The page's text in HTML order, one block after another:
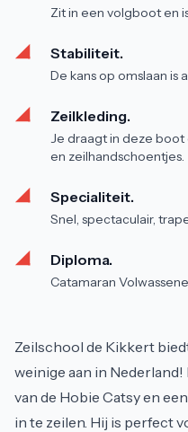
Zit in een volgboot en
Stabiliteit.
De kans op omslaan is
Zeilkleding.
Je draagt in deze boot
en zeilhandschoentjes.
Specialiteit.
Snel, spectaculair,
Diploma.
Catamaran
Zeilschool de Kikkert
weinige aan in
van de Hobie Catsy en
in te zeilen. Hij is perfect